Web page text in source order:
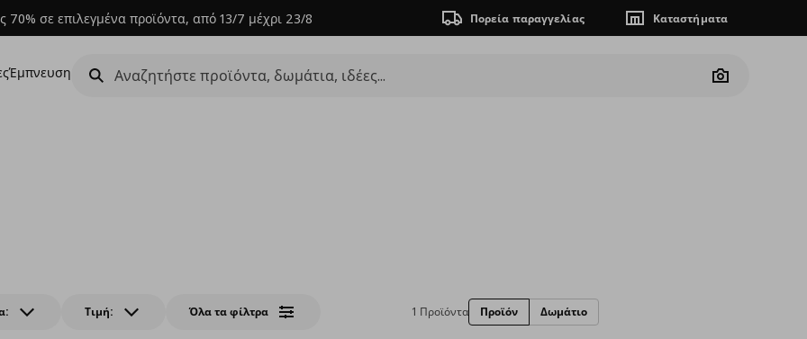
70% σε επιλεγμένα προϊόντα, από 13/7 μέχρι 23/8 Πορεία παραγγελίας Καταστήματα
Έμπνευση
Camera
Τιμή: Όλα τα φίλτρα 1 Προϊόντα Προϊόν Δωμάτιο